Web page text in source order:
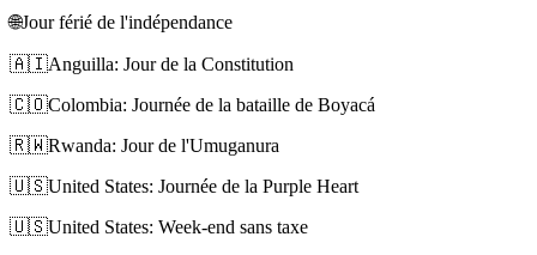
🌐Jour férié de l'indépendance
🇦🇮Anguilla: Jour de la Constitution
🇨🇴Colombia: Journée de la bataille de Boyacá
🇷🇼Rwanda: Jour de l'Umuganura
🇺🇸United States: Journée de la Purple Heart
🇺🇸United States: Week-end sans taxe